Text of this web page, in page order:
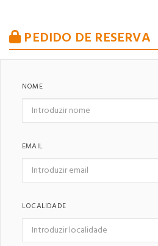
PEDIDO DE RESERVA
NOME
EMAIL
LOCALIDADE